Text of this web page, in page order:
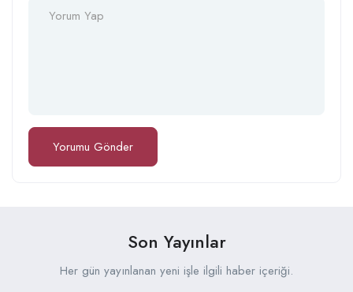
Son Yayınlar
Her gün yayınlanan yeni işle ilgili haber içeriği.